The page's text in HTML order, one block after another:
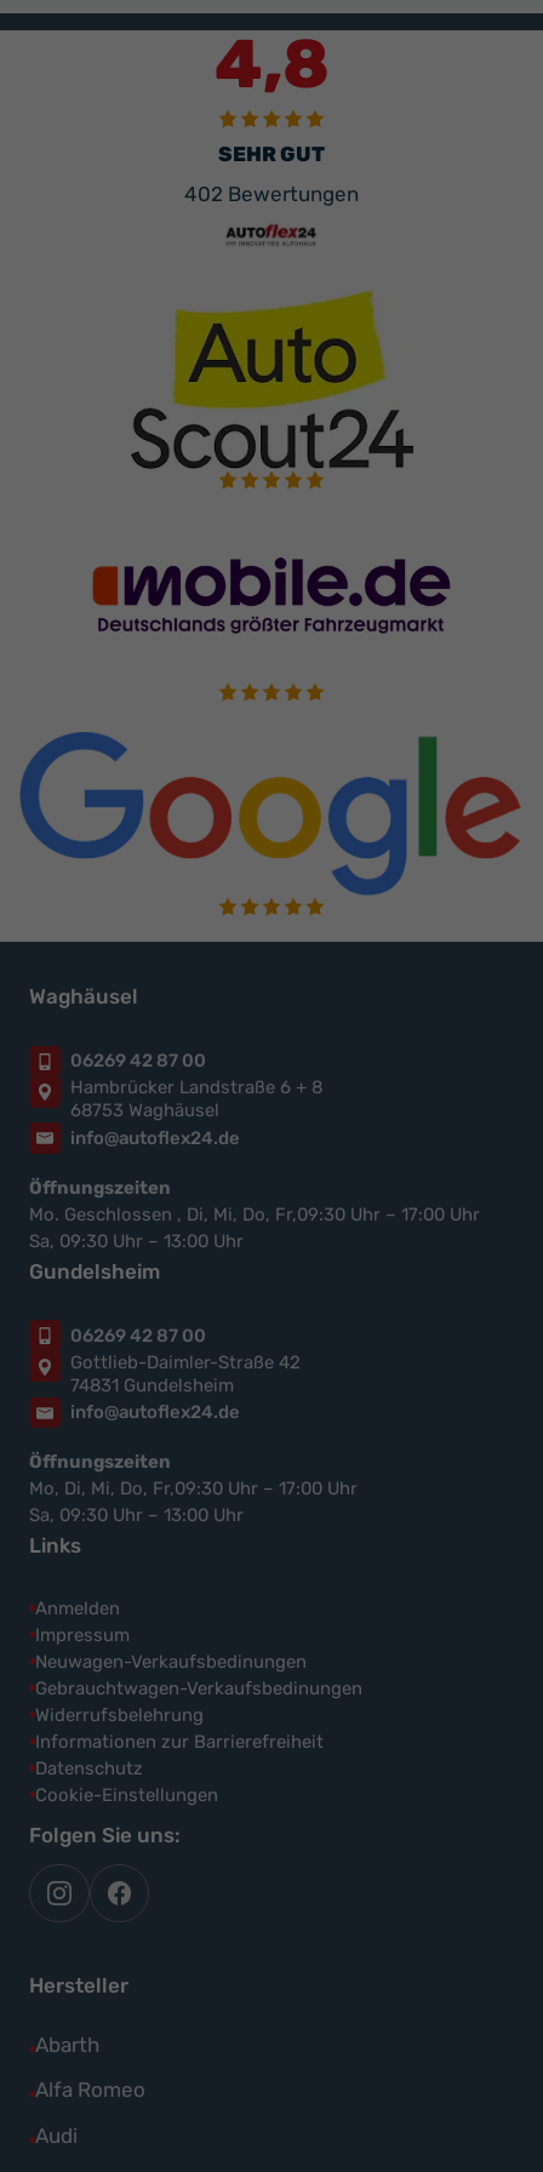
4,8
SEHR GUT
402 Bewertungen
Waghäusel
06269 42 87 00
Hambrücker Landstraße 6 + 8
68753 Waghäusel
info@autoflex24.de
Öffnungszeiten
Mo. Geschlossen , Di, Mi, Do, Fr,09:30 Uhr – 17:00 Uhr
Sa, 09:30 Uhr – 13:00 Uhr
Gundelsheim
06269 42 87 00
Gottlieb-Daimler-Straße 42
74831 Gundelsheim
info@autoflex24.de
Öffnungszeiten
Mo, Di, Mi, Do, Fr,09:30 Uhr – 17:00 Uhr
Sa, 09:30 Uhr – 13:00 Uhr
Links
Anmelden
Impressum
Neuwagen-Verkaufsbedinungen
Gebrauchtwagen-Verkaufsbedinungen
Widerrufsbelehrung
Informationen zur Barrierefreiheit
Datenschutz
Cookie-Einstellungen
Folgen Sie uns:
autoflex
auf
autoflex24
auf
Hersteller
Abarth
Alle
Fahrzeuge
Abarth
Alfa Romeo
Alle
Fahrzeuge
Audi
Alle